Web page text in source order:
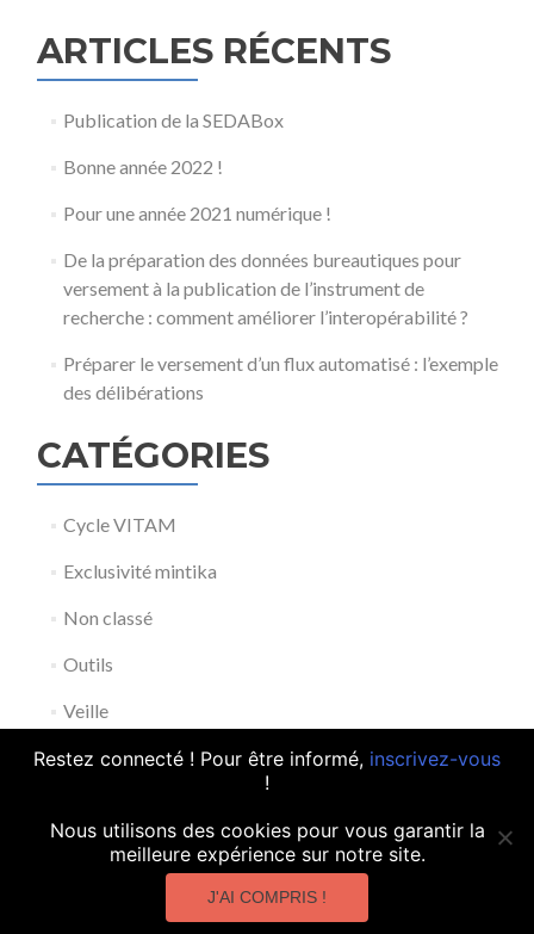
ARTICLES RÉCENTS
Publication de la SEDABox
Bonne année 2022 !
Pour une année 2021 numérique !
De la préparation des données bureautiques pour
versement à la publication de l’instrument de
recherche : comment améliorer l’interopérabilité ?
Préparer le versement d’un flux automatisé : l’exemple
des délibérations
CATÉGORIES
Cycle VITAM
Exclusivité mintika
Non classé
Outils
Veille
Découvrez notreoffre de
services
contact@mintika.fr
Restez connecté ! Pour être informé, inscrivez-vous
!
Nous utilisons des cookies pour vous garantir la
meilleure expérience sur notre site.
J'AI COMPRIS !